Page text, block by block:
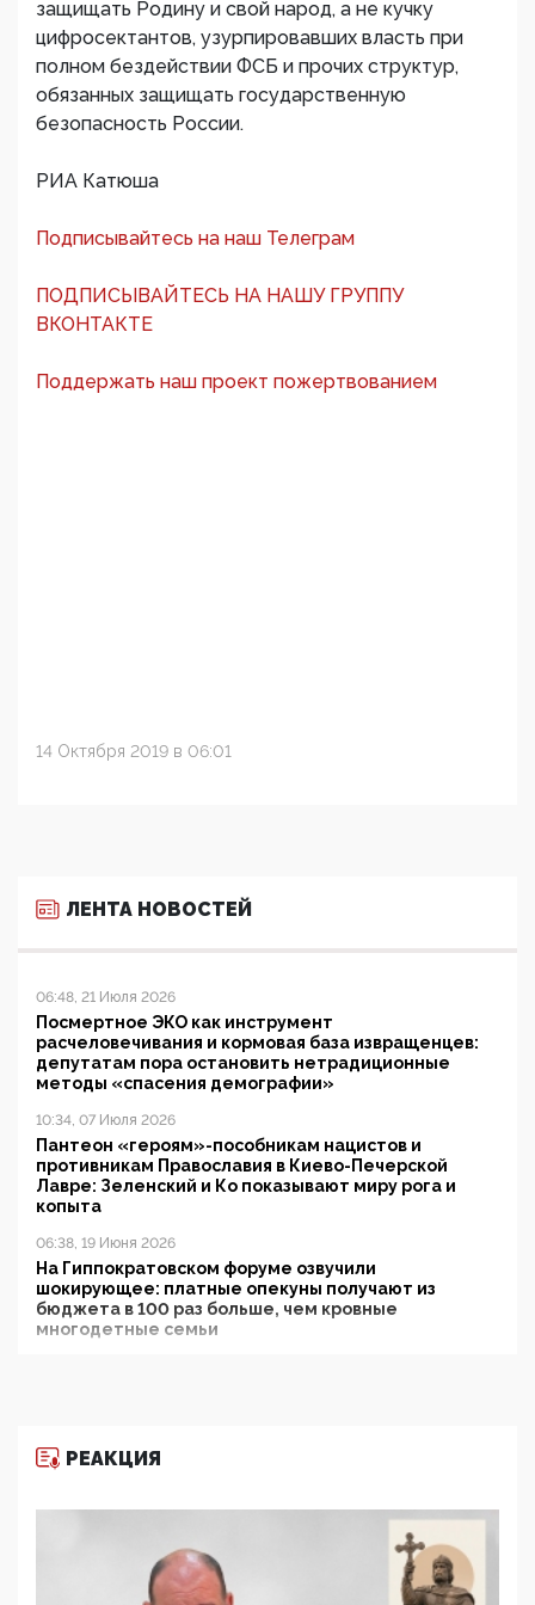
защищать Родину и свой народ, а не кучку
цифросектантов, узурпировавших власть при
полном бездействии ФСБ и прочих структур,
обязанных защищать государственную
безопасность России.
РИА Катюша
Подписывайтесь на наш Телеграм
ПОДПИСЫВАЙТЕСЬ НА НАШУ ГРУППУ
ВКОНТАКТЕ
Поддержать наш проект пожертвованием
14 Октября 2019 в 06:01
ЛЕНТА НОВОСТЕЙ
06:48, 21 Июля 2026
Посмертное ЭКО как инструмент
расчеловечивания и кормовая база извращенцев:
депутатам пора остановить нетрадиционные
методы «спасения демографии»
10:34, 07 Июля 2026
Пантеон «героям»-пособникам нацистов и
противникам Православия в Киево-Печерской
Лавре: Зеленский и Ко показывают миру рога и
копыта
06:38, 19 Июня 2026
На Гиппократовском форуме озвучили
шокирующее: платные опекуны получают из
бюджета в 100 раз больше, чем кровные
многодетные семьи
11:53, 09 Июня 2026
деятельность ИИТО ЮНЕСКО в России, но
цифроглобалисты продолжают определять
повестку в образовании
09:43, 01 Июня 2026
РЕАКЦИЯ